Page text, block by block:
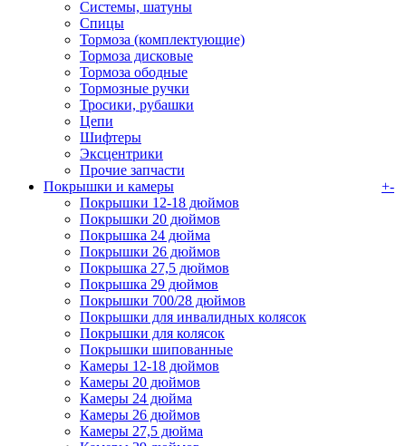
Системы, шатуны
Спицы
Тормоза (комплектующие)
Тормоза дисковые
Тормоза ободные
Тормозные ручки
Тросики, рубашки
Цепи
Шифтеры
Эксцентрики
Прочие запчасти
Покрышки и камеры
+-
Покрышки 12-18 дюймов
Покрышки 20 дюймов
Покрышка 24 дюйма
Покрышки 26 дюймов
Покрышка 27,5 дюймов
Покрышка 29 дюймов
Покрышки 700/28 дюймов
Покрышки для инвалидных колясок
Покрышки для колясок
Покрышки шипованные
Камеры 12-18 дюймов
Камеры 20 дюймов
Камеры 24 дюйма
Камеры 26 дюймов
Камеры 27,5 дюйма